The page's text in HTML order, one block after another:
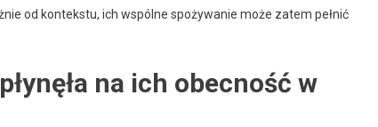
od kontekstu, ich wspólne spożywanie może zatem pełnić
na ich obecność w